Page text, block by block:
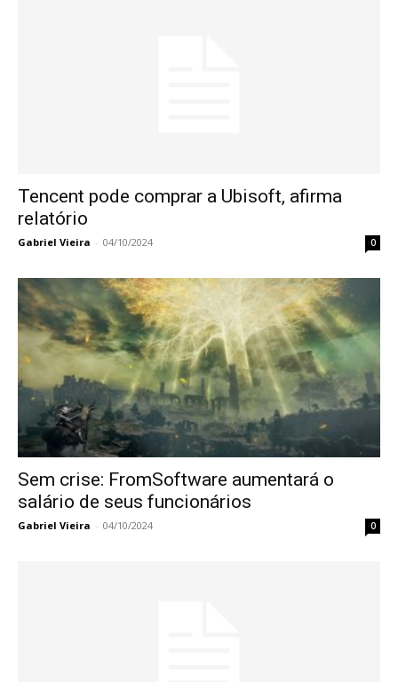
Tencent pode comprar a Ubisoft, afirma
relatório
Gabriel Vieira - 04/10/2024 0
Sem crise: FromSoftware aumentará o
salário de seus funcionários
Gabriel Vieira - 04/10/2024 0